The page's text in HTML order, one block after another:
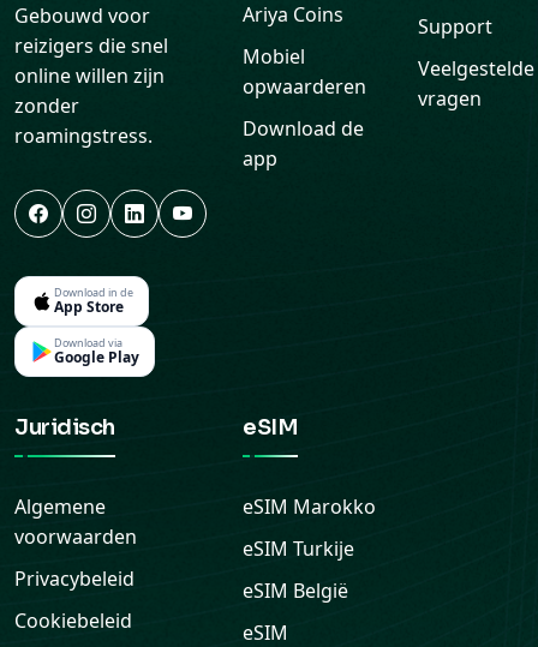
Gebouwd voor
reizigers die snel
online willen zijn
zonder
roamingstress.
Download in de
App Store
Download via
Google Play
Ariya Coins
Mobiel
opwaarderen
Download de
app
Support
Veelgestelde
vragen
Juridisch
Algemene
voorwaarden
Privacybeleid
Cookiebeleid
eSIM
eSIM Marokko
eSIM Turkije
eSIM België
eSIM